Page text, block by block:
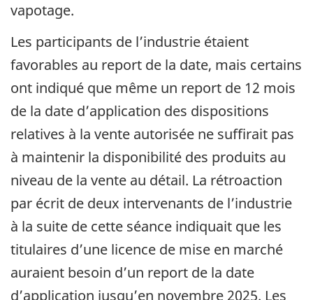
vapotage.
Les participants de l’industrie étaient
favorables au report de la date, mais certains
ont indiqué que même un report de 12 mois
de la date d’application des dispositions
relatives à la vente autorisée ne suffirait pas
à maintenir la disponibilité des produits au
niveau de la vente au détail. La rétroaction
par écrit de deux intervenants de l’industrie
à la suite de cette séance indiquait que les
titulaires d’une licence de mise en marché
auraient besoin d’un report de la date
d’application jusqu’en novembre 2025. Les